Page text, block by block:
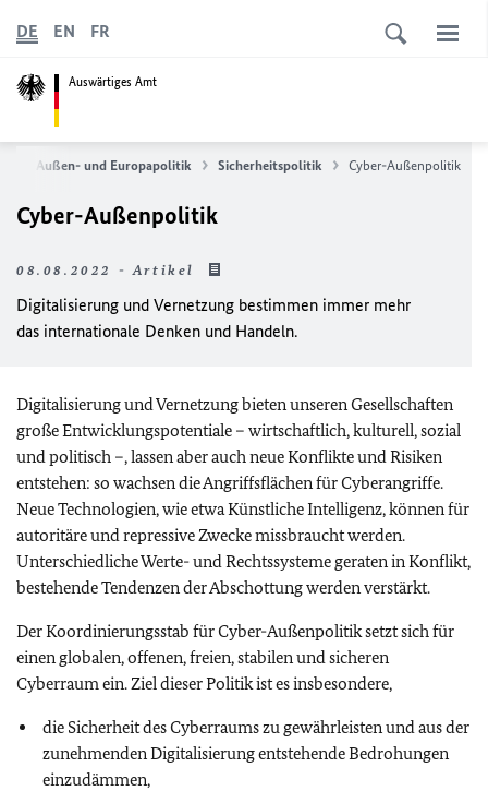
Auswärtiges Amt
DE EN FR
Außen- und Europapolitik Sicherheitspolitik Cyber-Außenpolitik
Cyber-Außenpolitik
08.08.2022 - Artikel
Digitalisierung und Vernetzung bestimmen immer mehr
das internationale Denken und Handeln.
Digitalisierung und Vernetzung bieten unseren Gesellschaften
große Entwicklungspotentiale – wirtschaftlich, kulturell, sozial
und politisch –, lassen aber auch neue Konflikte und Risiken
entstehen: so wachsen die Angriffsflächen für Cyberangriffe.
Neue Technologien, wie etwa Künstliche Intelligenz, können für
autoritäre und repressive Zwecke missbraucht werden.
Unterschiedliche Werte- und Rechtssysteme geraten in Konflikt,
bestehende Tendenzen der Abschottung werden verstärkt.
Der Koordinierungsstab für Cyber-Außenpolitik setzt sich für
einen globalen, offenen, freien, stabilen und sicheren
Cyberraum ein. Ziel dieser Politik ist es insbesondere,
die Sicherheit des Cyberraums zu gewährleisten und aus der
zunehmenden Digitalisierung entstehende Bedrohungen
einzudämmen,